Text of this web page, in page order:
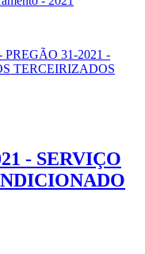
31-2021 -
TERCEIRIZADOS
- SERVIÇO